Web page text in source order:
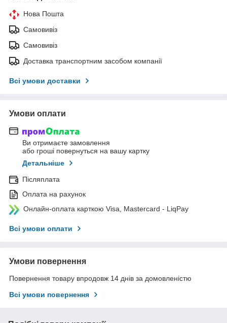
Нова Пошта
Самовивіз
Самовивіз
Доставка транспортним засобом компанії
Всі умови доставки
Умови оплати
Ви отримаєте замовлення
або гроші повернуться на вашу картку
Детальніше
Післяплата
Оплата на рахунок
Онлайн-оплата карткою Visa, Mastercard - LiqPay
Всі умови оплати
Умови повернення
Повернення товару впродовж 14 днів за домовленістю
Всі умови повернення